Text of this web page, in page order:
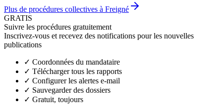
Plus de procédures collectives à Freigné
GRATIS
Suivre les procédures gratuitement
Inscrivez-vous et recevez des notifications pour les nouvelles
publications
✓ Coordonnées du mandataire
✓ Télécharger tous les rapports
✓ Configurer les alertes e-mail
✓ Sauvegarder des dossiers
✓ Gratuit, toujours